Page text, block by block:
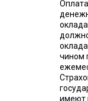
чином
имеют